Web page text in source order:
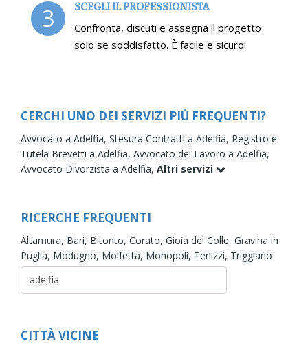
3 SCEGLI IL PROFESSIONISTA
Confronta, discuti e assegna il progetto
solo se soddisfatto. È facile e sicuro!
CERCHI UNO DEI SERVIZI PIÙ FREQUENTI?
Avvocato a Adelfia, Stesura Contratti a Adelfia, Registro e
Tutela Brevetti a Adelfia, Avvocato del Lavoro a Adelfia,
Avvocato Divorzista a Adelfia, Altri servizi
RICERCHE FREQUENTI
Altamura, Bari, Bitonto, Corato, Gioia del Colle, Gravina in
Puglia, Modugno, Molfetta, Monopoli, Terlizzi, Triggiano
CITTÀ VICINE